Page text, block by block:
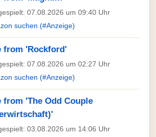
07.08.2026 um 09:40 Uhr
suchen (#Anzeige)
from 'Rockford'
07.08.2026 um 02:27 Uhr
suchen (#Anzeige)
from 'The Odd Couple
03.08.2026 um 14:06 Uhr